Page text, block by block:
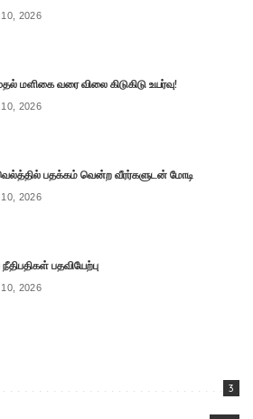
2026
மளிகை வரை விலை கிடுகிடு உயர்வு!
2026
பதக்கம் வென்ற வீரர்களுடன் மோடி
2026
நீதிபதிகள் பதவியேற்பு
2026
3